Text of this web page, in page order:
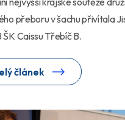
přeboru v šachu přivítala
ŠK Caissu Třebíč B.
článek